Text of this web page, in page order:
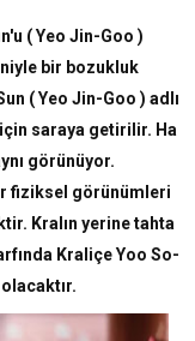
( Yeo Jin-Goo )
bir bozukluk
( Yeo Jin-Goo ) adlı
saraya getirilir. Ha
görünüyor.
fiziksel görünümleri
Kralın yerine tahta
Kraliçe Yoo So-